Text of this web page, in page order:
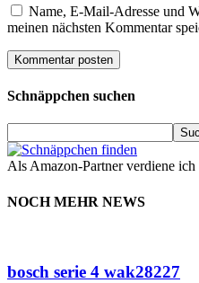
Name, E-Mail-Adresse und
meinen nächsten Kommentar
Schnäppchen suchen
Als Amazon-Partner verdiene
NOCH MEHR NEWS
bosch serie 4 wak28227